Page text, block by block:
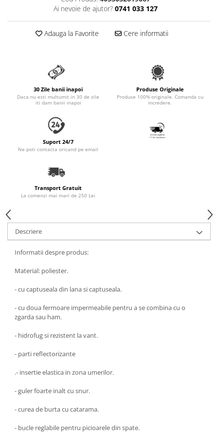
Accesorii Auto & Bicicletă
Accesorii Acasă și Mobilier
Dresaj & Sport
Ai nevoie de ajutor? 0741 033 127
Adauga la Favorite Cere informatii
30 Zile banii inapoi
Daca nu esti multumit in 30 de zile
iti dam banii inapoi
Produse Originale
Produse 100% originale. Comanda cu
incredere.
Suport 24/7
Ne poti contacta oricand pe email
Transport Gratuit
La comenzi mai mari de 250 Lei
Descriere
Informatii despre produs:
Material: poliester.
- cu captuseala din lana si captuseala.
- cu doua fermoare impermeabile pentru a se combina cu o
zgarda sau ham.
- hidrofug si rezistent la vant.
- parti reflectorizante
.- insertie elastica in zona umerilor.
- guler foarte inalt cu snur.
- curea de burta cu catarama.
- bucle reglabile pentru picioarele din spate.